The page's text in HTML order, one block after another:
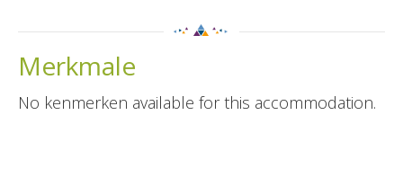
Merkmale
No kenmerken available for this accommodation.